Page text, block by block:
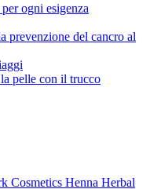
ogni esigenza
prevenzione del cancro al
pelle con il trucco
Cosmetics Henna Herbal